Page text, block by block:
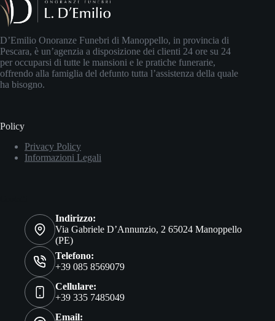
D’Emilio Onoranze Funebri di Manoppello, in provincia di
Pescara, è un’agenzia a disposizione dei clienti 24 ore su 24
per occuparsi di tutte le mansioni e le pratiche funerarie,
offrendo alla famiglia del defunto tutta l’assistenza della quale
ha bisogno.
Policy
Privacy Policy
Informazioni Legali
Indirizzo:
Via Gabriele D’Annunzio, 2 65024 Manoppello
(PE)
Telefono:
+39 085 8569079
Cellulare:
+39 335 7485049
Email: